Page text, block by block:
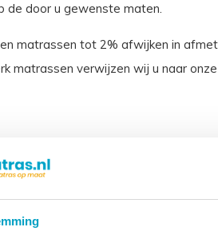
de door u gewenste maten.
matrassen tot 2% afwijken in
matrassen verwijzen wij u naar onze